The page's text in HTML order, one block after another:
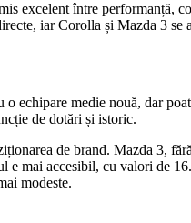
între performanță,
iar Corolla și Mazda 3 se
medie nouă, dar
de dotări și istoric.
de brand. Mazda 3,
e mai accesibil, cu valori de
modeste.